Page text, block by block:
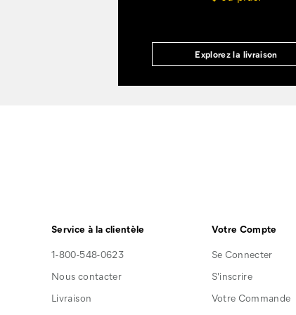
Explorez la livraison
Service à la clientèle
1-800-548-0623
Nous contacter
Livraison
Votre Compte
Se Connecter
S'inscrire
Votre Commande